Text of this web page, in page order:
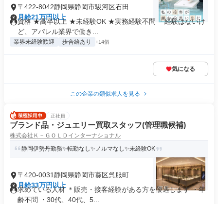
〒422-8042静岡県静岡市駿河区石田
月給21万円以上
資格 ★高卒以上 ★未経験OK ★実務経験不問 「経験はないけ
ど、アパレル業界で働き...
業界未経験歓迎 歩合給あり +14個
気になる
この企業の類似求人を見る
正社員
ブランド品・ジュエリー買取スタッフ(管理職候補)
株式会社Ｋ－ＧＯＬＤインターナショナル
静岡伊勢丹勤務✨転勤なし✨ノルマなし✨未経験OK
〒420-0031静岡県静岡市葵区呉服町
月給33万円以上
求めている人材 ＊販売・接客経験がある方を優遇します ・年
齢不問 ・30代、40代、5...